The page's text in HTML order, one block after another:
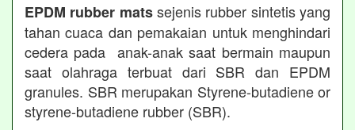
EPDM rubber matssejenis rubber sintetis yang
tahan cuaca dan pemakaian untuk menghindari
cedera pada anak-anak saat bermain maupun
saat olahraga terbuat dari SBR dan EPDM
granules. SBR merupakan Styrene-butadiene or
styrene-butadiene rubber (SBR).